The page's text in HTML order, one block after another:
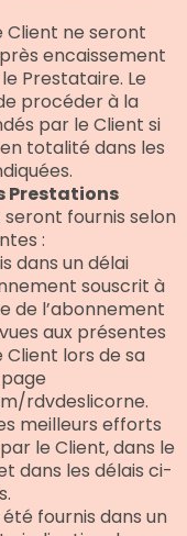
Client ne seront
encaissement
Prestataire. Le
procéder à la
par le Client si
totalité dans les
Prestations
seront fournis selon
:
dans un délai
souscrit à
de l’abonnement
aux présentes
Client lors de sa
rdvdeslicorne.
meilleurs efforts
le Client, dans le
dans les délais ci-
fournis dans un